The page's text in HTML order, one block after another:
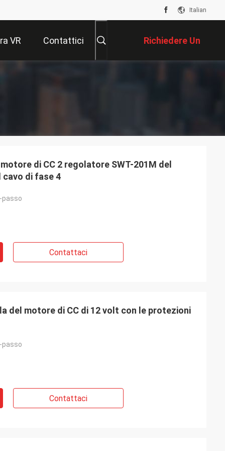
Italian
VR Contattici Richiedere Un
Preventivo
di CC 2 regolatore SWT-201M del
di fase 4
passo
Contattaci
del motore di CC di 12 volt con le protezioni
passo
Contattaci